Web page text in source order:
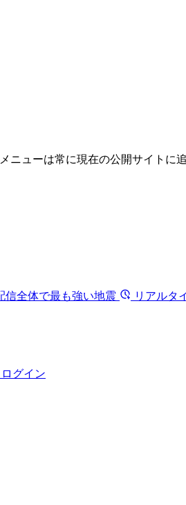
ューは常に現在の公開サイトに追
信全体で最も強い地震 リアルタ
ログイン